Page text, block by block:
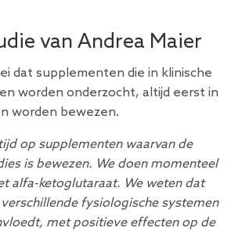
van Andrea Maier
dat supplementen die in klinische
worden onderzocht, altijd eerst in
worden bewezen.
op supplementen waarvan de
is bewezen. We doen momenteel
alfa-ketoglutaraat. We weten dat
fysiologische systemen
met positieve effecten op de